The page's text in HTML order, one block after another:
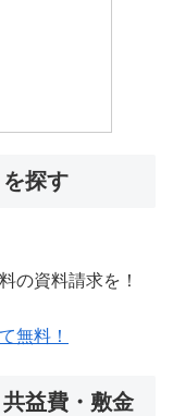
探す
の資料請求を！
無料！
益費・敷金